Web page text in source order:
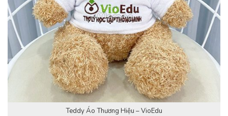
Teddy Áo Thương Hiệu – VioEdu